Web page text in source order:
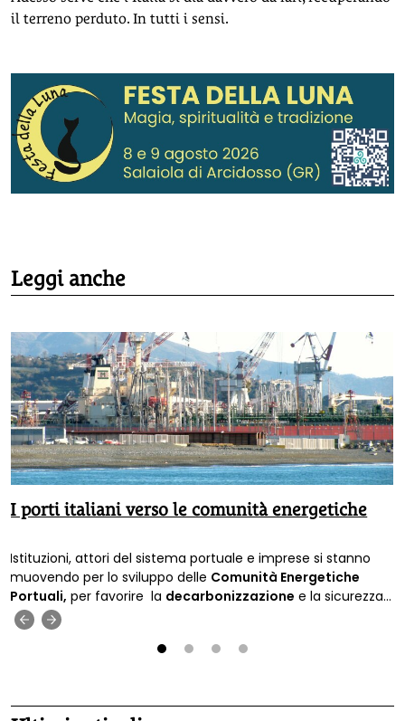
il terreno perduto. In tutti i sensi.
Leggi anche
I porti italiani verso le comunità energetiche
Istituzioni, attori del sistema portuale e imprese si stanno
muovendo per lo sviluppo delle Comunità Energetiche
Portuali, per favorire la decarbonizzazione e la sicurezza
energetica.